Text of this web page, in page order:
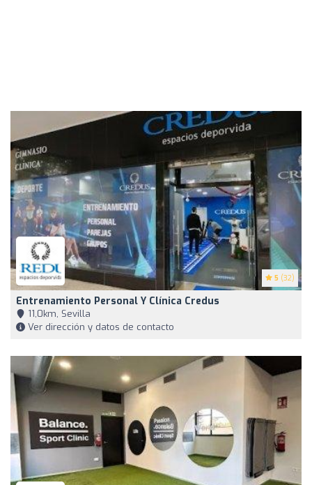
5 (32)
Entrenamiento Personal Y Clínica Credus
11,0km, Sevilla
Ver dirección y datos de contacto